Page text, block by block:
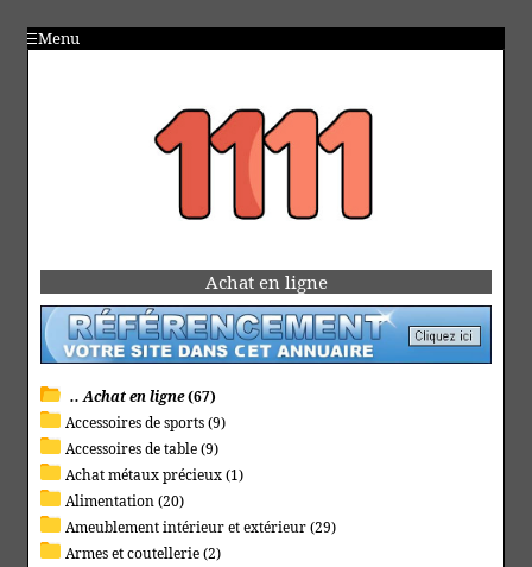
Menu
Achat en ligne
.. Achat en ligne(67)
Accessoires de sports (9)
Accessoires de table (9)
Achat métaux précieux (1)
Alimentation (20)
Ameublement intérieur et extérieur (29)
Armes et coutellerie (2)